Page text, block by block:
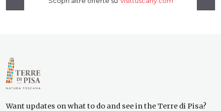
Want updates on what to do and see in the Terre di Pisa?